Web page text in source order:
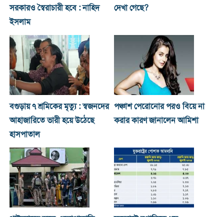
সরকারও স্বৈরাচারী হবে : নাহিদ
ইসলাম
দেখা গেছে?
বগুড়ায় ৭ শ্রমিকের মৃত্যু : স্বজনদের
আহাজারিতে ভারী হয়ে উঠেছে
হাসপাতাল
পঞ্চাশ পেরোনোর পরও বিয়ে না
করার কারণ জানালেন আমিশা